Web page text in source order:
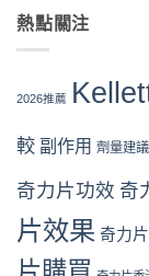
險
全
析〉
中
裝
與
最
購
買
機〉
評
解
與
性
購
指
中
買
整
從
單
收
貨
一
片
Kellett
本
保
品：
成
分、
功
效
熱點關注
2026推薦
較 副作用 劑量建議
奇力片功效 奇
片效果 奇力